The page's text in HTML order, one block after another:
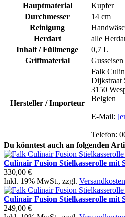
Hauptmaterial
Kupfer
Durchmesser
14 cm
Reinigung
Herdart
alle
Inhalt / Füllmenge
0,7 L
Griffmaterial
Gusseisen
Hersteller / Importeur
Falk
Dijkstraat
3150
Belgien
E-Mail:
Telefon:
Du könntest auch an folgenden
Culinair Fusion Stielkasserolle mit
330,00 €
Inkl. 19% MwSt., zzgl. Versandkosten
Culinair Fusion Stielkasserolle mit
249,00 €